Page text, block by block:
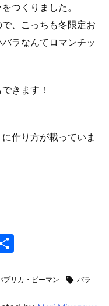
つくりました。
、こっちも冬限定お
ラなんてロマンチッ
きます！
に作り方が載っていま
プリカ・ピーマン  バラ